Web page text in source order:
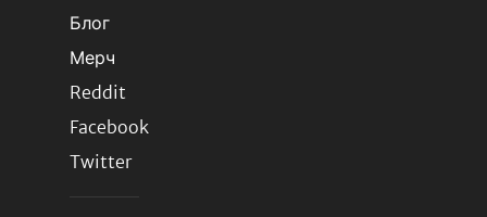
Блог
Мерч
Reddit
Facebook
Twitter